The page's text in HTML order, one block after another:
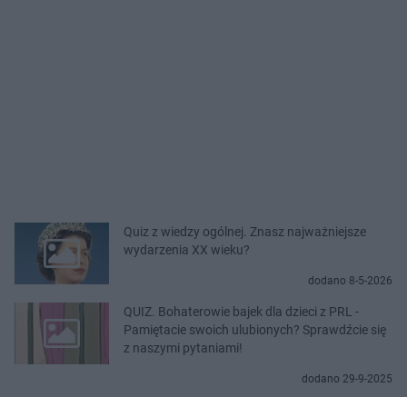
Quiz z wiedzy ogólnej. Znasz najważniejsze
wydarzenia XX wieku?
dodano 8-5-2026
QUIZ. Bohaterowie bajek dla dzieci z PRL -
Pamiętacie swoich ulubionych? Sprawdźcie się
z naszymi pytaniami!
dodano 29-9-2025